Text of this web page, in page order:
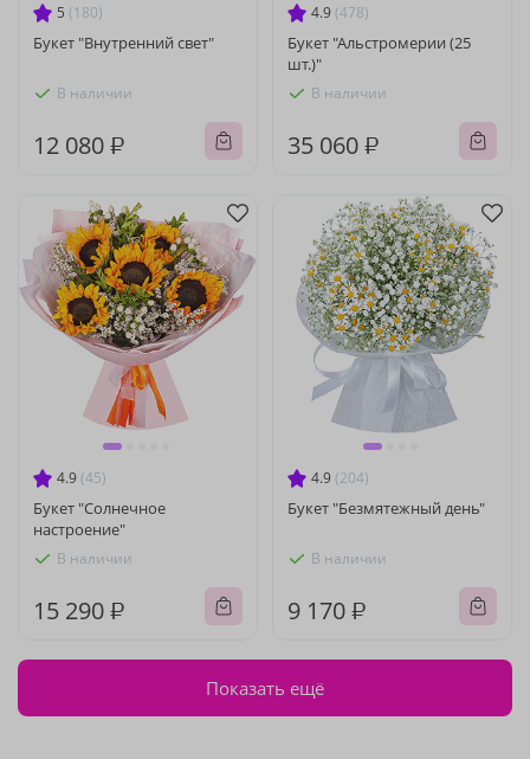
5 (180)
Букет "Внутренний свет"
В наличии
12 080 ₽
4.9 (478)
Букет "Альстромерии (25
шт.)"
В наличии
35 060 ₽
4.9 (45)
Букет "Солнечное
настроение"
В наличии
15 290 ₽
4.9 (204)
Букет "Безмятежный день"
В наличии
9 170 ₽
Показать ещё